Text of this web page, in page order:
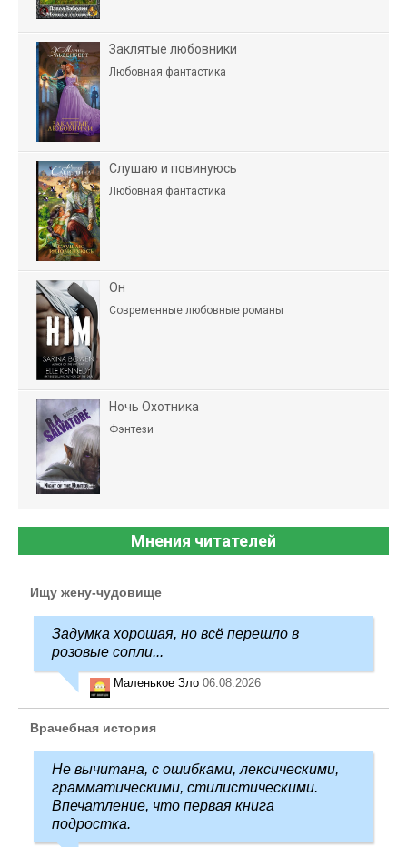
Заклятые любовники
Любовная фантастика
Слушаю и повинуюсь
Любовная фантастика
Он
Современные любовные романы
Ночь Охотника
Фэнтези
Мнения читателей
Ищу жену-чудовище
Задумка хорошая, но всё перешло в
розовые сопли...
Маленькое Зло 06.08.2026
Врачебная история
Не вычитана, с ошибками, лексическими,
грамматическими, стилистическими.
Впечатление, что первая книга
подростка.